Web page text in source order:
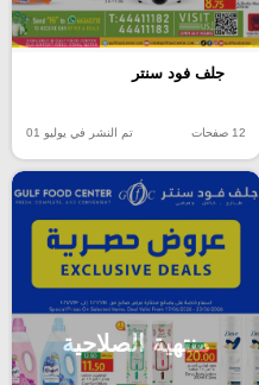
جلف فود سنتر
12 صفحات تم النشر في يوليو 01
منتهية الصلاحية